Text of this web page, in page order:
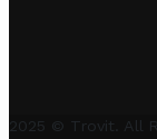
2025 © Trovit. All